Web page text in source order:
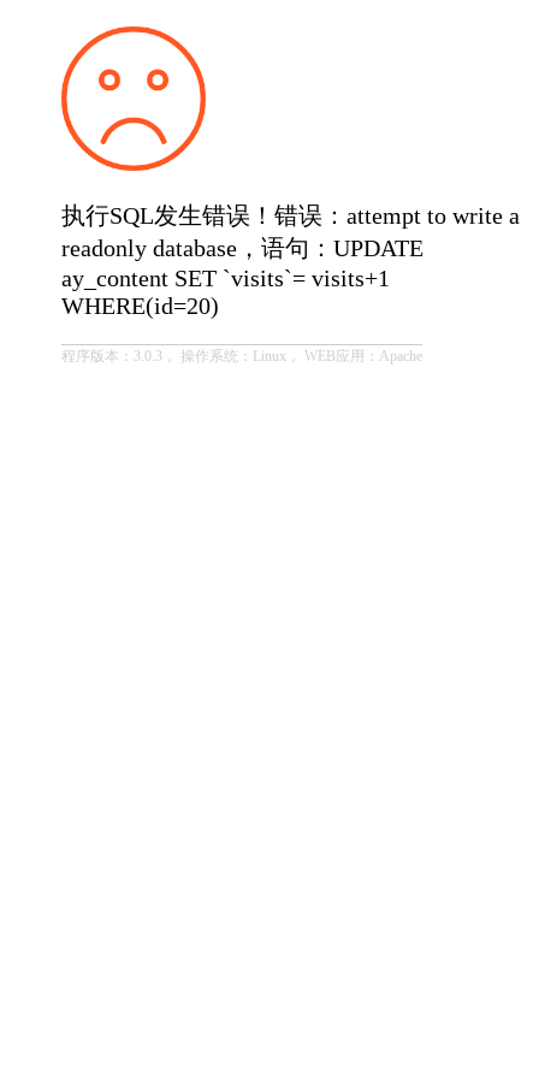
执行SQL发生错误！错误：attempt to write a
readonly database，语句：UPDATE
ay_content SET `visits`= visits+1
WHERE(id=20)
程序版本：3.0.3， 操作系统：Linux， WEB应用：Apache